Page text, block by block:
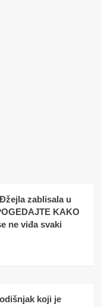
zablisala u
KAKO
ne viđa svaki
koji je